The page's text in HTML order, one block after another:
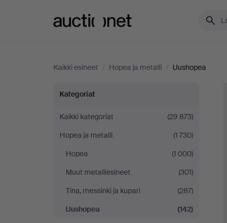
Kaikki esineet / Hopea ja metalli / Uushopea
Uushopea
Kategoriat
Kaikki kategoriat
(29 873)
Hopea ja metalli
(1 730)
Hopea
(1 000)
Muut metalliesineet
(301)
Tina, messinki ja kupari
(287)
Uushopea
(142)